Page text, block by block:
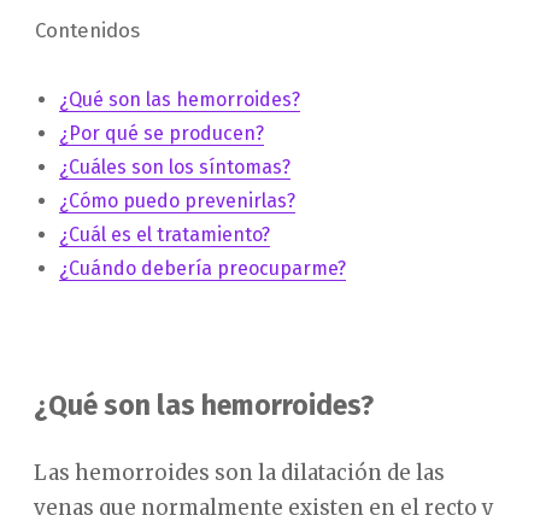
Contenidos
¿Qué son las hemorroides?
¿Por qué se producen?
¿Cuáles son los síntomas?
¿Cómo puedo prevenirlas?
¿Cuál es el tratamiento?
¿Cuándo debería preocuparme?
¿Qué son las hemorroides?
Las hemorroides son la dilatación de las
venas que normalmente existen en el recto y